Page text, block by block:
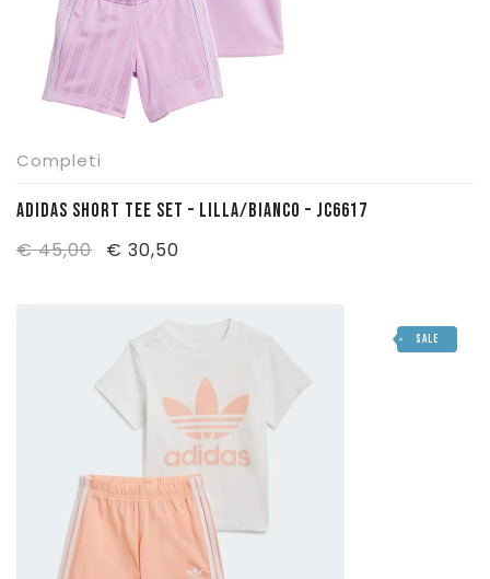
Completi
ADIDAS SHORT TEE SET – LILLA/BIANCO – JC6617
€45,00
Il
era:
€ 45,00.
€ 30,50
attuale
€ 30,50.
SALE